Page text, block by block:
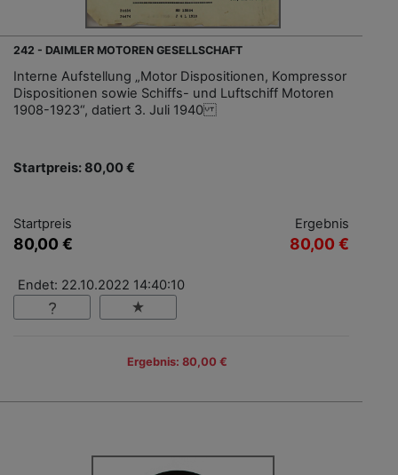
242 - DAIMLER MOTOREN GESELLSCHAFT
Interne Aufstellung „Motor Dispositionen, Kompressor
Dispositionen sowie Schiffs- und Luftschiff Motoren
1908-1923“, datiert 3. Juli 1940
Startpreis: 80,00 €
Startpreis
80,00 €
Ergebnis
80,00 €
Endet: 22.10.2022 14:40:10
Ergebnis: 80,00 €